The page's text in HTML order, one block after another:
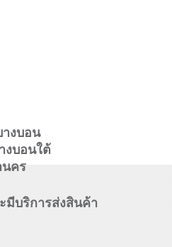
งบอน
งบอนใต้
นคร
มีบริการส่งสินค้า